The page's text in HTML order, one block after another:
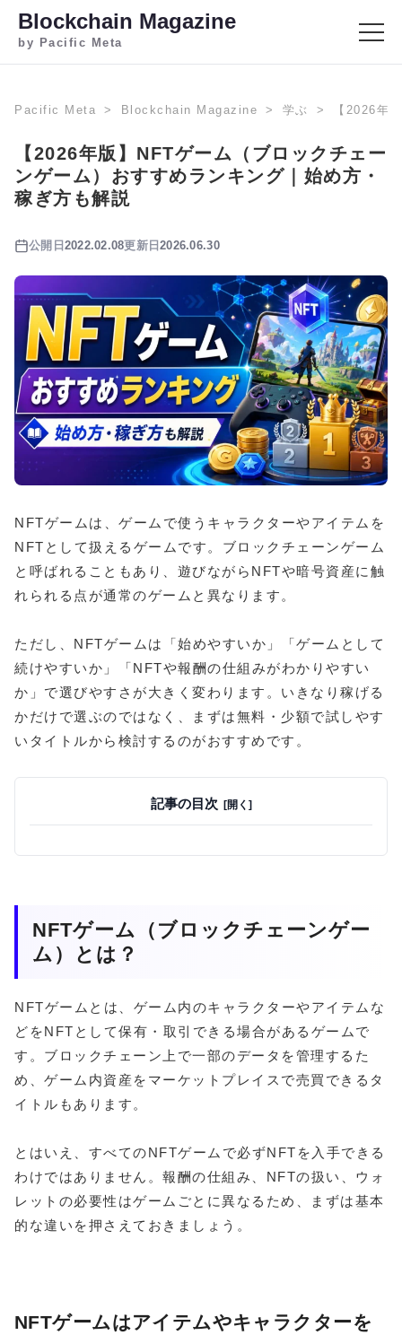
Blockchain Magazine
by Pacific Meta
Pacific Meta Blockchain Magazine 学ぶ 【2026年
【2026年版】NFTゲーム（ブロックチェー
ンゲーム）おすすめランキング｜始め方・
稼ぎ方も解説
公開日 2022.02.08更新日2026.06.30
NFTゲームは、ゲームで使うキャラクターやアイテムを
NFTとして扱えるゲームです。ブロックチェーンゲーム
と呼ばれることもあり、遊びながらNFTや暗号資産に触
れられる点が通常のゲームと異なります。
ただし、NFTゲームは「始めやすいか」「ゲームとして
続けやすいか」「NFTや報酬の仕組みがわかりやすい
か」で選びやすさが大きく変わります。いきなり稼げる
かだけで選ぶのではなく、まずは無料・少額で試しやす
いタイトルから検討するのがおすすめです。
記事の目次
NFTゲーム（ブロックチェーンゲー
ム）とは？
NFTゲームとは、ゲーム内のキャラクターやアイテムな
どをNFTとして保有・取引できる場合があるゲームで
す。ブロックチェーン上で一部のデータを管理するた
め、ゲーム内資産をマーケットプレイスで売買できるタ
イトルもあります。
とはいえ、すべてのNFTゲームで必ずNFTを入手できる
わけではありません。報酬の仕組み、NFTの扱い、ウォ
レットの必要性はゲームごとに異なるため、まずは基本
的な違いを押さえておきましょう。
NFTゲームはアイテムやキャラクターを